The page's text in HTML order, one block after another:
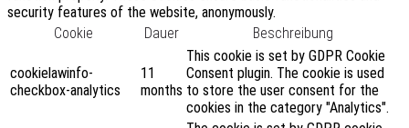
security features of the website, anonymously.
Cookie
Dauer Beschreibung
cookielawinfo-
checkbox-analytics
11
months
This cookie is set by GDPR Cookie
Consent plugin. The cookie is used
to store the user consent for the
cookies in the category "Analytics".